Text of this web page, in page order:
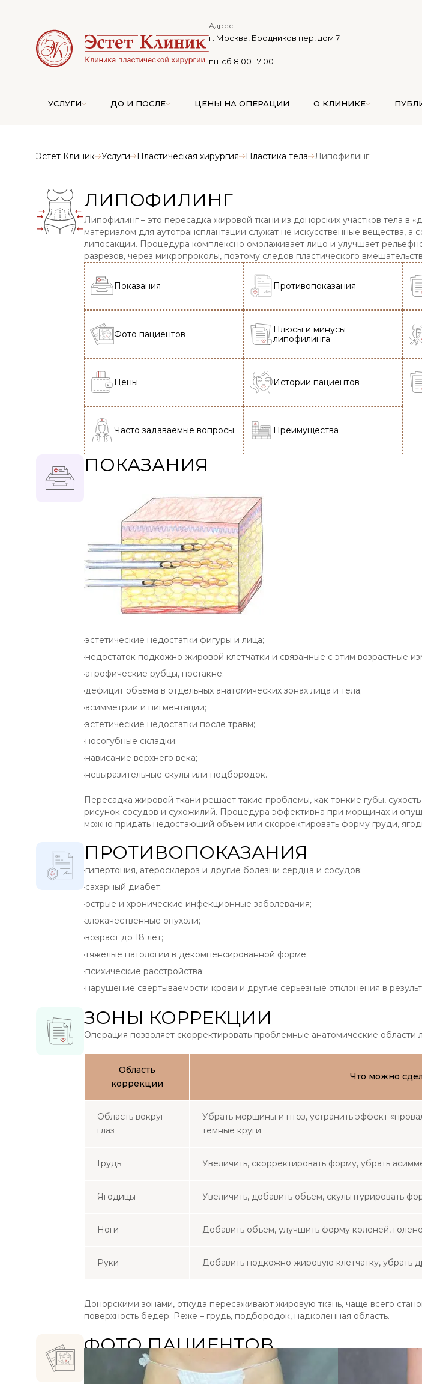
Адрес:
г. Москва, Бродников пер, дом 7
пн-сб 8:00-17:00
УСЛУГИ ДО И ПОСЛЕ ЦЕНЫ НА ОПЕРАЦИИ О КЛИНИКЕ
Эстет Клиник Услуги Пластическая хирургия Пластика тела Липофилинг
ЛИПОФИЛИНГ
Липофилинг – это пересадка жировой ткани из донорских участков тела в
материалом для аутотрансплантации служат не искусственные вещества, а
липосакции. Процедура комплексно омолаживает лицо и улучшает
разрезов, через микропроколы, поэтому следов пластического
Показания Противопоказания
Фото пациентов
Плюсы и минусы
липофилинга
Цены Истории пациентов
Часто задаваемые вопросы Преимущества
ПОКАЗАНИЯ
эстетические недостатки фигуры и лица;
недостаток подкожно-жировой клетчатки и связанные с этим возрастные
атрофические рубцы, постакне;
дефицит объема в отдельных анатомических зонах лица и тела;
асимметрии и пигментации;
эстетические недостатки после травм;
носогубные складки;
нависание верхнего века;
невыразительные скулы или подбородок.
Пересадка жировой ткани решает такие проблемы, как тонкие губы,
рисунок сосудов и сухожилий. Процедура эффективна при морщинах и
можно придать недостающий объем или скорректировать форму груди,
ПРОТИВОПОКАЗАНИЯ
гипертония, атеросклероз и другие болезни сердца и сосудов;
сахарный диабет;
острые и хронические инфекционные заболевания;
злокачественные опухоли;
возраст до 18 лет;
тяжелые патологии в декомпенсированной форме;
психические расстройства;
нарушение свертываемости крови и другие серьезные отклонения в
ЗОНЫ КОРРЕКЦИИ
Операция позволяет скорректировать проблемные анатомические области
Область
коррекции
Что можно
Область вокруг
глаз
Убрать морщины и птоз, устранить эффект
темные круги
Грудь Увеличить, скорректировать форму, убрать
Ягодицы Увеличить, добавить объем, скульптурировать
Ноги Добавить объем, улучшить форму коленей,
Руки Добавить подкожно-жировую клетчатку, убрать
Донорскими зонами, откуда пересаживают жировую ткань, чаще всего
поверхность бедер. Реже – грудь, подбородок, надколенная область.
ФОТО ПАЦИЕНТОВ